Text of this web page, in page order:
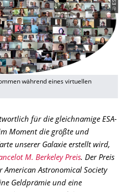
während eines virtuellen
für die gleichnamige ESA-
Moment die größte und
unserer Galaxie erstellt wird,
M. Berkeley Preis. Der Preis
Astronomical Society
Geldprämie und eine